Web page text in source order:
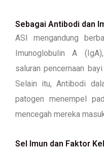
Sebagai Antibodi dan
ASI mengandung
Imunoglobulin A
saluran pencernaan
Selain itu, Antibodi
patogen menempel
mencegah mereka
Sel Imun dan Faktor